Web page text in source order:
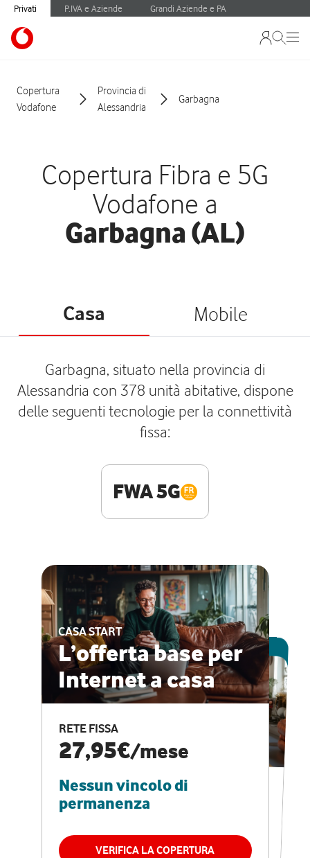
Privati P.IVA e Aziende Grandi Aziende e PA
Copertura
Vodafone
Provincia di
Alessandria
Garbagna
Copertura Fibra e 5G
Vodafone a
Garbagna (AL)
Casa Mobile
Garbagna, situato nella provincia di
Alessandria con 378 unità abitative, dispone
delle seguenti tecnologie per la connettività
fissa:
FWA 5G
CASA START
L’offerta base per
Internet a casa
RETE FISSA
27,95€/mese
Nessun vincolo di
permanenza
VERIFICA LA COPERTURA
ESCLUSIVA ONLINE
CASA PRO
Internet veloce e
vantaggi speciali
RETE FISSA + VODAFONE CLUB
29,95€
permanenza